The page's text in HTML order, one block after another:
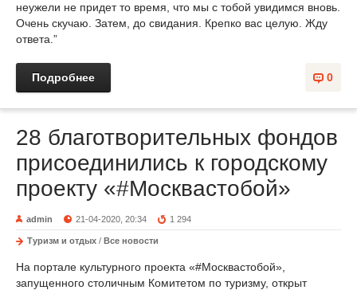
неужели не придет то время, что мы с тобой увидимся вновь.
Очень скучаю. Затем, до свидания. Крепко вас целую. Жду
ответа.”
0
Подробнее
28 благотворительных фондов
присоединились к городскому
проекту «#Москвастобой»
admin 21-04-2020, 20:34 1 294
Туризм и отдых / Все новости
На портале культурного проекта «#Москвастобой»,
запущенного столичным Комитетом по туризму, открыт